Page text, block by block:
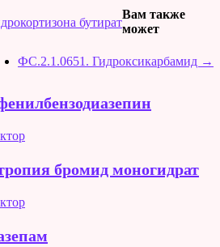
бутират
ФС.2.1.0651. Гидроксикарбамид →
Вам также
может
бромид моногидрат